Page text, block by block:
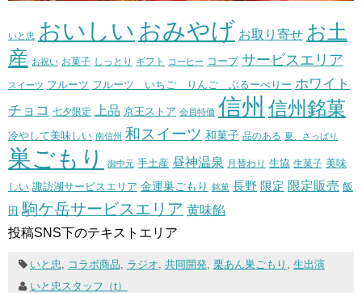
いと忠 おいしい おみやげ お取り寄せ お土
産 お祝い お菓子 しっとり ギフト コーヒー コープ サービスエリア
スイーツ フルーツ フルーツ いちご りんご ぶるーべりー ホワイト
チョコ 七夕限定 上品 京王ストア 会員特価 信州 信州銘菓
冷やして美味しい 南信州 和スイーツ 和菓子 品のある 夏、さっぱり
巣ごもり 御中元 手土産 昼神温泉 月替わり 生協 生菓子 美味
しい 諏訪湖サービスエリア 金運巣ごもり 銘菓 長野 限定 限定販売 飯
田 駒ケ岳サービスエリア 黄味餡
投稿SNS下のテキストエリア
いと忠 コラボ商品 ラジオ 共同開発, 栗あん巣ごもり
生出演
いと忠スタッフ（t）